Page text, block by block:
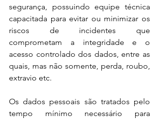
segurança, possuindo equipe técnica
capacitada para evitar ou minimizar os
riscos de incidentes que
comprometam a integridade e o
acesso controlado dos dados, entre as
quais, mas não somente, perda, roubo,
extravio etc.
Os dados pessoais são tratados pelo
tempo mínimo necessário para